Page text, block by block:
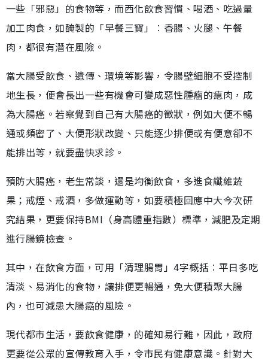
一些「邪惡」的食物等，而西化飲食習慣、喝酒、吃過量
加工肉食，如醃製的「早餐三寶」︰香腸、火腿、午餐
肉，都很有潛在風險。
當大腸受飲食、遺傳、環境等影響，令腸壁細胞不受控制
地生長，便會長出一些有機會可變成惡性腫瘤的瘜肉，成
為大腸癌。若察覺到自己有大腸癌的徵狀，例如大便不暢
通或頻密了、大便形狀改變、只能逐少排便或有便意卻不
能排出等，就要盡快求診。
預防大腸癌，老生常談，還是均衡飲食，多進食纖維蔬
果；戒煙、戒酒，多做運動等，如要積極回應中大今次研
究結果，更要保持BMI（身高體重指數）標準，減肥及定期
進行腸鏡檢查。
其中，在飲食方面，可用「清理腸胃」4字概括︰平日多吃
清淡、易消化的食物，讓排便更暢通，免大便積聚大腸
內，也可減患大腸癌的風險。
現代都市生活，要飲食健康，的確知易行難，因此，政府
更要從公眾的宣傳教育入手，令市民有健康意識。針對大